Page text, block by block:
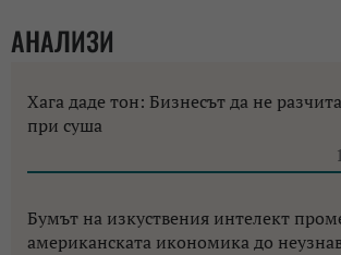
АНАЛИЗИ
Хага даде тон: Бизнесът да не
при суша
Бумът на изкуствения интелект
американската икономика до